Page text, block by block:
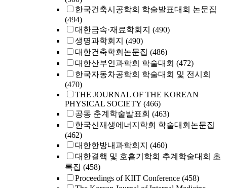
한국건축시공학회 학술발표대회 논문집
(494)
대한금속·재료학회지 (490)
생명과학회지 (490)
대한건축학회논문집 (486)
대한산부인과학회 학술대회 (472)
한국자동차공학회 학술대회 및 전시회
(470)
THE JOURNAL OF THE KOREAN
PHYSICAL SOCIETY (466)
공동 춘계학술발표회 (463)
한국신재생에너지학회 학술대회논문집
(462)
대한한방내과학회지 (460)
대한결핵 및 호흡기학회 추계학술대회 초
록집 (458)
Proceedings of KIIT Conference (458)